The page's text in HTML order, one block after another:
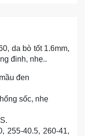
da bò tốt 1.6mm,
đinh, nhẹ..
đen
sốc, nhẹ
255-40.5, 260-41,